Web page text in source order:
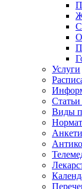
Услуги
Статьи
Виды